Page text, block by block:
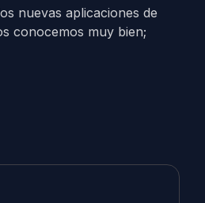
nuevas aplicaciones de
conocemos muy bien;